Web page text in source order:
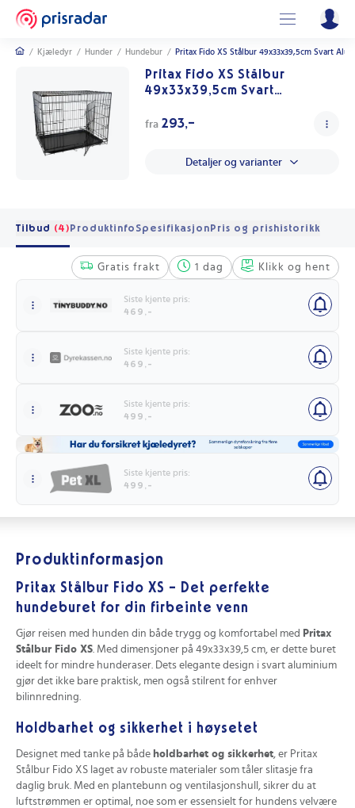
/ Kjæledyr / Hunder / Hundebur / Pritax Fido XS Stålbur 49x33x39,5cm Svart
Pritax Fido XS Stålbur
49x33x39,5cm Svart
fra 293,-
Detaljer og varianter
Tilbud (4)Produktinfo SpesifikasjonPris og prishistorikk
Gratis frakt 1 dag Klikk og hent
Siste kjente pris:
469,-
Siste kjente pris:
469,-
Siste kjente pris:
499,-
Siste kjente pris:
499,-
Produktinformasjon
Pritax Stålbur Fido XS - Det perfekte
hundeburet for din firbeinte venn
Gjør reisen med hunden din både trygg og komfortabel med Pritax
Stålbur Fido XS . Med dimensjoner på 49x33x39,5 cm, er dette buret
ideelt for mindre hunderaser. Dets elegante design i svart aluminium
gjør det ikke bare praktisk, men også stilrent for enhver
bilinnredning.
Holdbarhet og sikkerhet i høysetet
Designet med tanke på både holdbarhet og sikkerhet , er Pritax
Stålbur Fido XS laget av robuste materialer som tåler slitasje fra
daglig bruk. Med en plantebunn og ventilasjonshull, sikrer du at
luftstrømmen er optimal, noe som er essensielt for hundens velvære